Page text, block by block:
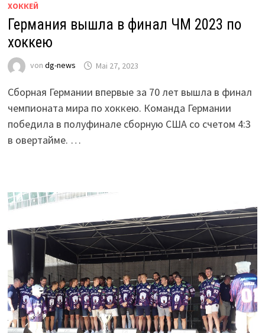
ХОККЕЙ
Германия вышла в финал ЧМ 2023 по
хоккею
von dg-news Mai 27, 2023
Сборная Германии впервые за 70 лет вышла в финал
чемпионата мира по хоккею. Команда Германии
победила в полуфинале сборную США со счетом 4:3
в овертайме. …